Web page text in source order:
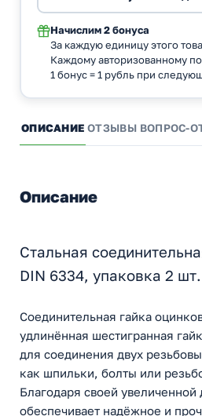
Начислим 2 бонуса
За каждую единицу этого
Каждому авторизованному
1 бонус = 1 рубль при
ОПИСАНИЕ ОТЗЫВЫ ВОПРОС-
Описание
Стальная
DIN 6334, упаковка 2 шт.
Соединительная гайка
удлинённая шестигранная
для соединения двух
как шпильки, болты или
Благодаря своей увеличенной
обеспечивает надёжное и